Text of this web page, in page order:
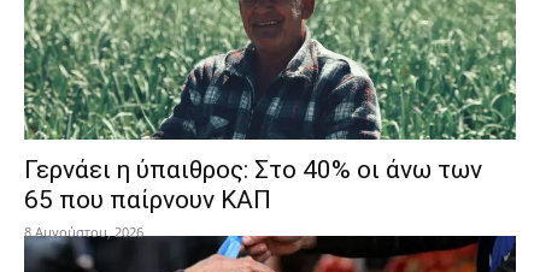
Γερνάει η ύπαιθρος: Στο 40% οι άνω των
65 που παίρνουν ΚΑΠ
8 Αυγούστου, 2026